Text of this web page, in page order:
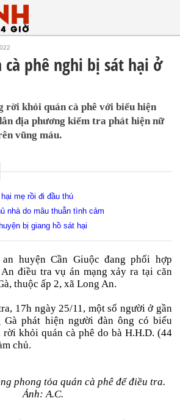
phê nghi bị sát hại ở
rời khỏi quán cà phê với biểu hiện
địa phương kiểm tra phát hiện nữ
vũng máu.
mẹ rồi đi đầu thú
nhà do mâu thuẫn tình cảm
bị giang hồ sát hại
huyện Cần Giuộc đang phối hợp
điều tra vụ án mạng xảy ra tại căn
thuộc ấp 2, xã Long An.
17h ngày 25/11, một số người ở gần
phát hiện người đàn ông có biểu
khỏi quán cà phê do bà H.H.D. (44
chủ.
phong tỏa quán cà phê để điều tra.
Ảnh: A.C.